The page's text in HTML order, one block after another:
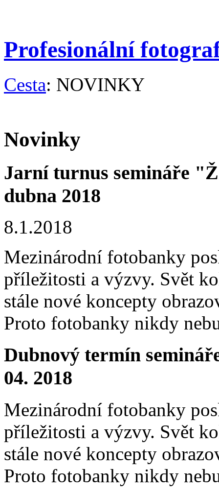
Profesionální
Cesta: NOVINKY
Novinky
Jarní turnus semináře
dubna 2018
8.1.2018
Mezinárodní fotobanky
příležitosti a výzvy. Svět
stále nové koncepty
Proto fotobanky nikdy
Dubnový termín
04. 2018
Mezinárodní fotobanky
příležitosti a výzvy. Svět
stále nové koncepty
Proto fotobanky nikdy